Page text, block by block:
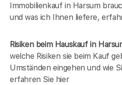
Immobilienkauf in Harsum
und was ich Ihnen liefere,
Risiken beim Hauskaufin
welche Risiken sie beim Kauf
Umständen eingehen und wie
erfahren Sie hier